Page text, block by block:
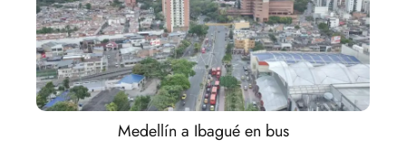
Medellín a Ibagué en bus